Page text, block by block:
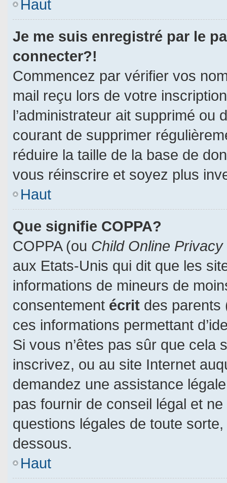
Haut
Je me suis enregistré par le
connecter?!
Commencez par vérifier vos
mail reçu lors de votre
l’administrateur ait supprimé ou
courant de supprimer
réduire la taille de la base de
vous réinscrire et soyez plus
Haut
Que signifie COPPA?
COPPA (ou Child Online
aux Etats-Unis qui dit que les
informations de mineurs de
consentement écrit des parents
ces informations permettant
Si vous n’êtes pas sûr que cela
inscrivez, ou au site Internet
demandez une assistance
pas fournir de conseil légal et
questions légales de toute
dessous.
Haut